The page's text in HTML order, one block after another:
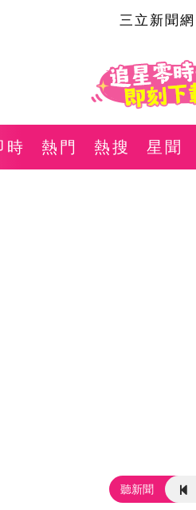
三立新聞網
時 熱門 熱搜 星聞
聽新聞